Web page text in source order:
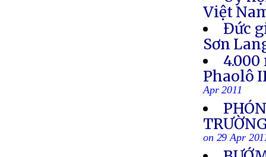
Việt
Đức
Sơn
Phaolô
Apr 2011
on 29 Apr